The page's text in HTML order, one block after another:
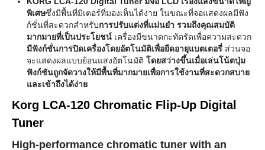
พิเศษซึ่งมีพื้นที่มิเตอร์ที่มองเห็นได้ง่าย ในขณะที่จอแสดงผลมีฟัง
ก์ชั่นที่สะดวกสำหรับการปรับแต่งที่แม่นยำ รวมถึงคุณสมบัติ
มากมายที่เป็นประโยชน์ เครื่องมีขนาดกะทัดรัดเพื่อความสะดวก
มีฟังก์ชั่นการปิดเครื่องโดยอัตโนมัติเพื่อยืดอายุแบตเตอรี่ ส่วนจอ
จะแสดงผลแบบย้อนแสงอัตโนมัติ โดยสว่างขึ้นเมื่อเล่นโน้ตปุ่ม
ฟังก์ชันถูกจัดวางให้มีพื้นที่มากมายเพื่อการใช้งานที่สะดวกสบาย
และเข้าถึงได้ง่าย
Korg LCA-120 Chromatic Flip-Up Digital
Tuner
High-performance chromatic tuner with an